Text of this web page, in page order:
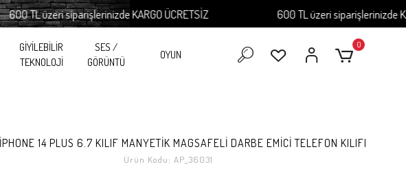
üzeri siparişlerinizde KARGO ÜCRETSİZ 600 TL üzeri siparişlerinizde KARGO
GİYİLEBİLİR
TEKNOLOJİ
SES /
GÖRÜNTÜ
OYUN
0
14 PLUS 6.7 KILIF MANYETİK MAGSAFELİ DARBE EMİCİ TELEFON KILIFI
Ürün Kodu: AP_36031